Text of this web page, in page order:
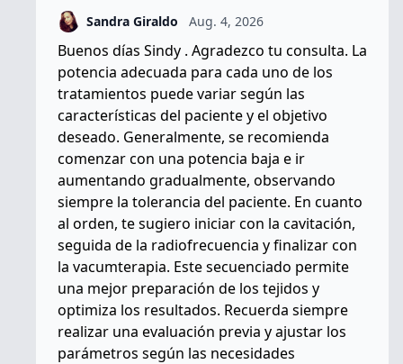
Sandra Giraldo Aug. 4, 2026
Buenos días Sindy . Agradezco tu consulta. La
potencia adecuada para cada uno de los
tratamientos puede variar según las
características del paciente y el objetivo
deseado. Generalmente, se recomienda
comenzar con una potencia baja e ir
aumentando gradualmente, observando
siempre la tolerancia del paciente. En cuanto
al orden, te sugiero iniciar con la cavitación,
seguida de la radiofrecuencia y finalizar con
la vacumterapia. Este secuenciado permite
una mejor preparación de los tejidos y
optimiza los resultados. Recuerda siempre
realizar una evaluación previa y ajustar los
parámetros según las necesidades